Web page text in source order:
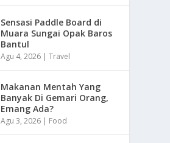
Sensasi Paddle Board di
Muara Sungai Opak Baros
Bantul
Agu 4, 2026 |Travel
Makanan Mentah Yang
Banyak Di Gemari Orang,
Emang Ada?
Agu 3, 2026 | Food